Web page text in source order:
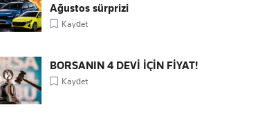
Ağustos sürprizi
Kaydet
BORSANIN 4 DEVİ İÇİN FİYAT!
Kaydet